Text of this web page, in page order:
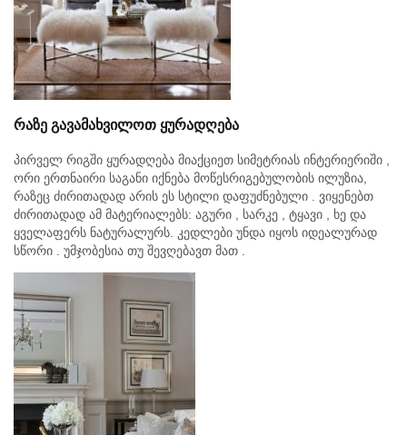
რაზე გავამახვილოთ ყურადღება
პირველ რიგში ყურადღება მიაქციეთ სიმეტრიას ინტერიერიში ,
ორი ერთნაირი საგანი იქნება მოწესრიგებულობის ილუზია,
რაზეც ძირითადად არის ეს სტილი დაფუძნებული . ვიყენებთ
ძირითადად ამ მატერიალებს: აგური , სარკე , ტყავი , ხე და
ყველაფერს ნატურალურს. კედლები უნდა იყოს იდეალურად
სწორი . უმჯობესია თუ შევღებავთ მათ .